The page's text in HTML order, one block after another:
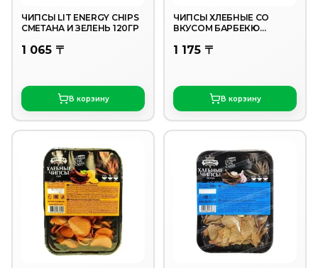
ЧИПСЫ LIT ENERGY CHIPS
СМЕТАНА И ЗЕЛЕНЬ 120ГР
1 065 〒
В корзину
ЧИПСЫ ХЛЕБНЫЕ СО
ВКУСОМ БАРБЕКЮ
1 175 〒
В корзину